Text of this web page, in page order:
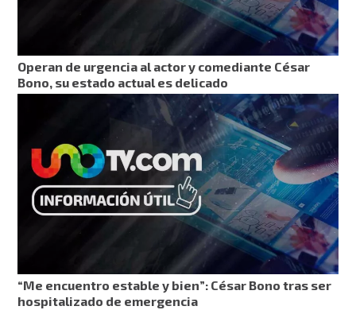
Operan de urgencia al actor y comediante César
Bono, su estado actual es delicado
“Me encuentro estable y bien”: César Bono tras ser
hospitalizado de emergencia